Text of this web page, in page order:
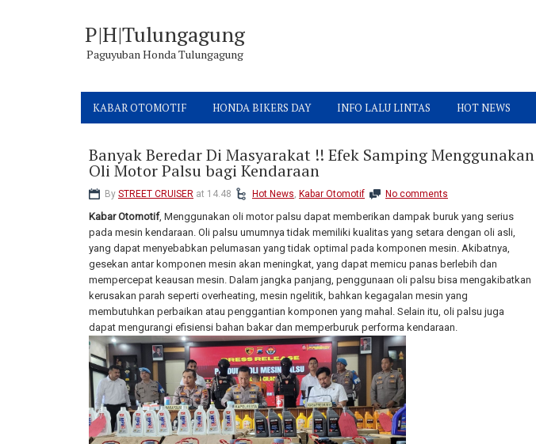
P|H|Tulungagung
Paguyuban Honda Tulungagung
KABAR OTOMOTIF HONDA BIKERS DAY INFO LALU LINTAS HOT NEWS
Banyak Beredar Di Masyarakat !! Efek Samping Menggunakan
Oli Motor Palsu bagi Kendaraan
By STREET CRUISER at 14.48 Hot News, Kabar Otomotif No comments
Kabar Otomotif, Menggunakan oli motor palsu dapat memberikan dampak buruk yang serius
pada mesin kendaraan. Oli palsu umumnya tidak memiliki kualitas yang setara dengan oli asli,
yang dapat menyebabkan pelumasan yang tidak optimal pada komponen mesin. Akibatnya,
gesekan antar komponen mesin akan meningkat, yang dapat memicu panas berlebih dan
mempercepat keausan mesin. Dalam jangka panjang, penggunaan oli palsu bisa mengakibatkan
kerusakan parah seperti overheating, mesin ngelitik, bahkan kegagalan mesin yang
membutuhkan perbaikan atau penggantian komponen yang mahal. Selain itu, oli palsu juga
dapat mengurangi efisiensi bahan bakar dan memperburuk performa kendaraan.